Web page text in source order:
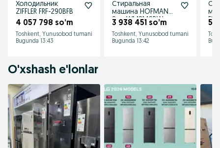
Холодильник
ZIFFLER FRF-290BFB
4 057 798 so’m
Toshkent, Yunusobod tumani
Bugunda 13:43
Стиральная
машина HOFMANN
8 кг WM814SBW-
3 938 451 so’m
Toshkent, Yunusobod tumani
Bugunda 13:42
5
O'xshash e'lonlar